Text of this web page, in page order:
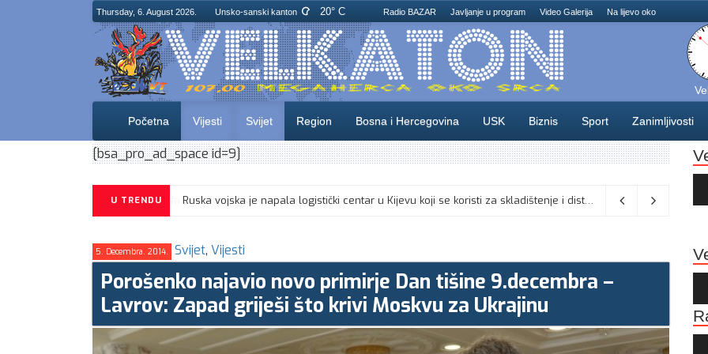
Thursday, 6. August 2026. Unsko-sanski kanton 20° C Radio BAZAR Javljanje u program Video Galerija Na lijevo oko
Početna Vijesti Svijet Region Bosna i Hercegovina USK Biznis Sport Zanimljivosti
[bsa_pro_ad_space id=9]
U TRENDU Na području Unsko-sanskog kantona danas , 5. augusta, je Dan žalosti, u znak poštovanja prema liku i djelu generala Izeta Nanića,
5. Decembra. 2014. Svijet, Vijesti
Porošenko najavio novo primirje Dan tišine 9.decembra –
Lavrov: Zapad griješi što krivi Moskvu za Ukrajinu